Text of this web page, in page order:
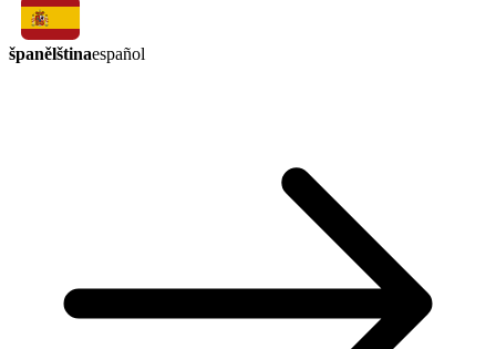
španělštinaespañol